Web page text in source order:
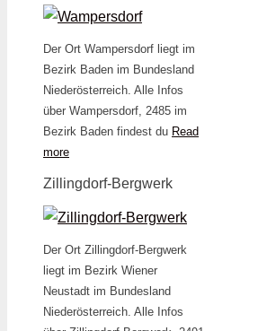
Der Ort Wampersdorf liegt im
Bezirk Baden im Bundesland
Niederösterreich. Alle Infos
über Wampersdorf, 2485 im
Bezirk Baden findest du Read
more
Zillingdorf-Bergwerk
Der Ort Zillingdorf-Bergwerk
liegt im Bezirk Wiener
Neustadt im Bundesland
Niederösterreich. Alle Infos